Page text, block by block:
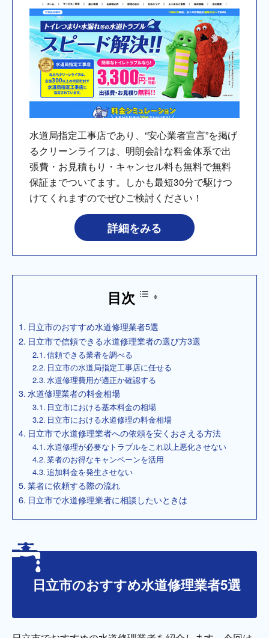
水道局指定工事店であり、“安心業者宣言”を掲げ
るクリーンライフは、明朗会計な料金体系で出
張費・お見積もり・キャンセル料も無料で無料
保証までついてます。しかも最短30分で駆けつ
けてくれますのでぜひご検討ください！
詳細をみる
目次
日立市のおすすめ水道修理業者5選
日立市で信頼できる水道修理業者の選び方3選
信頼できる業者を調べる
日立市の水道局指定工事店に任せる
水道修理費用が適正か確認する
水道修理業者の料金相場
日立市における基本料金の相場
日立市における水道修理の料金相場
日立市で水道修理業者への依頼を安くおさえる方法
水道修理が必要なトラブルをこれ以上悪化させない
業者のお得なキャンペーンを活用
追加料金を発生させない
業者に依頼する際の流れ
日立市で水道修理業者に相談したいときは
日立市のおすすめ水道修理業者5選